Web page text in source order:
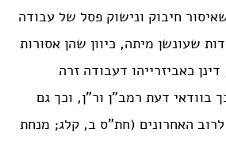
חיבוק ונישוק פסל של עבודה
שעונשן מיתה, כיוון שהן אסורות
כאביזרייהו דעבודה זרה
בוודאי דעת רמב”ן ור”ן, וכך גם
האחרונים (חת”ס ב, קלג; מנחת